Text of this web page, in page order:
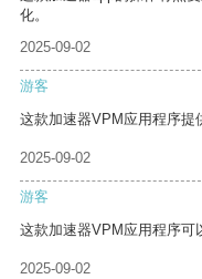
化。
2025-09-02
游客
这款加速器VPM应用程序提
2025-09-02
游客
这款加速器VPM应用程序可
2025-09-02